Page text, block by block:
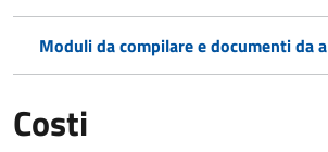
Moduli da compilare e documenti da
Costi